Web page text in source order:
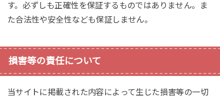
す。必ずしも正確性を保証するものではありません。ま
た合法性や安全性なども保証しません。
損害等の責任について
当サイトに掲載された内容によって生じた損害等の一切